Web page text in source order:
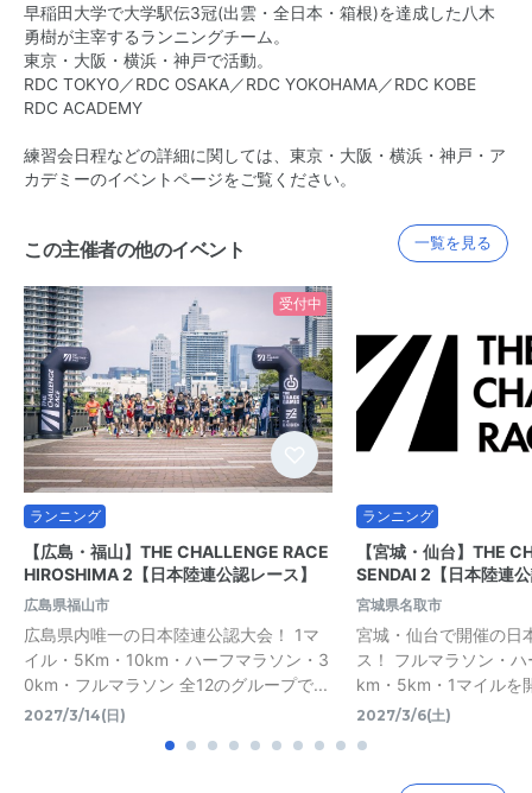
早稲田大学で大学駅伝3冠(出雲・全日本・箱根)を達成した八木
勇樹が主宰するランニングチーム。
東京・大阪・横浜・神戸で活動。
RDC TOKYO／RDC OSAKA／RDC YOKOHAMA／RDC KOBE
RDC ACADEMY
練習会日程などの詳細に関しては、東京・大阪・横浜・神戸・ア
カデミーのイベントページをご覧ください。
この主催者の他のイベント 一覧を見る
受付中
ランニング
【広島・福山】THE CHALLENGE RACE
HIROSHIMA 2【日本陸連公認レース】
広島県福山市
広島県内唯一の日本陸連公認大会！ 1マ
イル・5Km・10km・ハーフマラソン・3
0km・フルマラソン 全12のグループで...
2027/3/14(日)
ランニング
【宮城・仙台】THE
SENDAI 2【日本陸連
宮城県名取市
宮城・仙台で開催の日
ス！ フルマラソン・
km・5km・1マイルを
2027/3/6(土)